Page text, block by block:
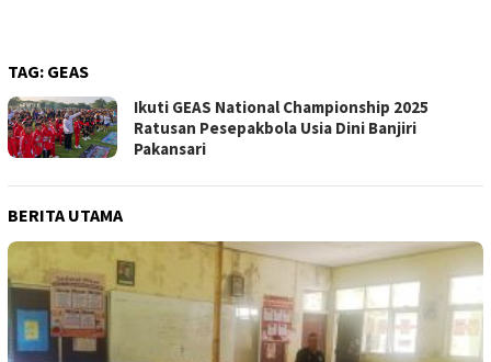
TAG: GEAS
Ikuti GEAS National Championship 2025
Ratusan Pesepakbola Usia Dini Banjiri
Pakansari
BERITA UTAMA